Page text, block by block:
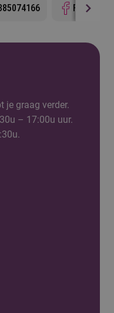
je het diploma
kun je terecht bij
Facebook
je graag verder.
– 17:00u uur.